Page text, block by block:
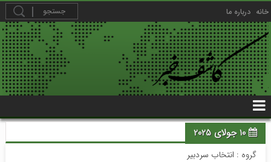
خانه درباره ما
10 جولای 2025
گروه : انتخاب سردبیر